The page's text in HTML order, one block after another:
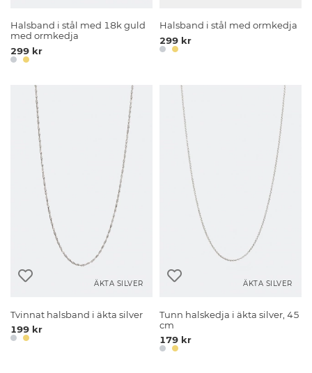
Halsband i stål med 18k guld
med ormkedja
299 kr
Halsband i stål med ormkedja
299 kr
ÄKTA SILVER
Tvinnat halsband i äkta silver
199 kr
ÄKTA SILVER
Tunn halskedja i äkta silver, 45
cm
179 kr